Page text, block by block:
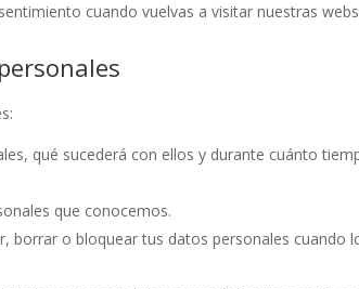
cuando vuelvas a visitar nuestras
qué sucederá con ellos y durante cuánto
que conocemos.
borrar o bloquear tus datos personales cuando